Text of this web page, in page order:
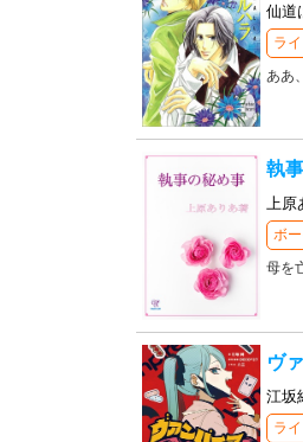
仙道
ラ
ああ
執
上原
ボ
母を
ヴ
江坂
ラ